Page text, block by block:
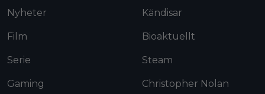
Nyheter
Film
Serie
Gaming
Kändisar
Bioaktuellt
Steam
Christopher Nolan